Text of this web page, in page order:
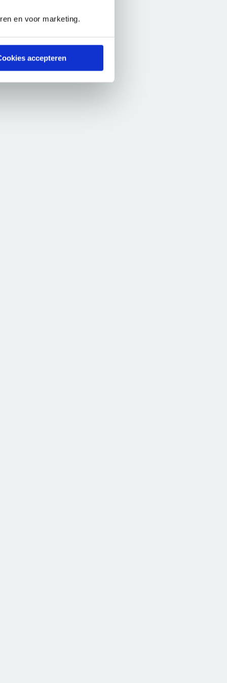
en voor marketing.
accepteren